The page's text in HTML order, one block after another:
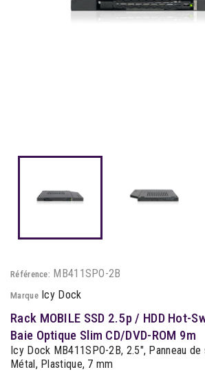
Référence: MB411SPO-2B
Marque Icy Dock
Rack MOBILE SSD 2.5p / HDD Hot-
Baie Optique Slim CD/DVD-ROM 9m
Icy Dock MB411SPO-2B, 2.5", Panneau
Métal, Plastique, 7 mm